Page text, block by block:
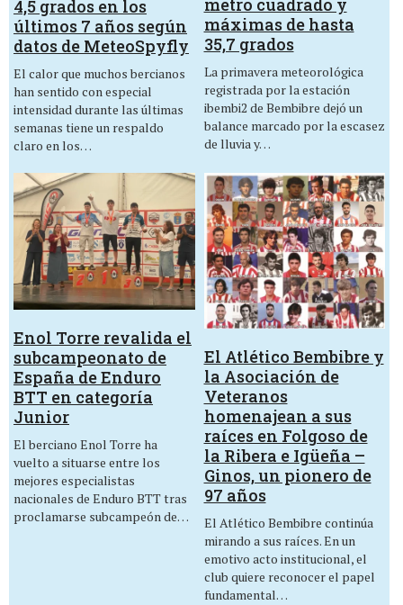
4,5 grados en los
últimos 7 años según
datos de MeteoSpyfly
El calor que muchos bercianos
han sentido con especial
intensidad durante las últimas
semanas tiene un respaldo
claro en los…
máximas de hasta
35,7 grados
La primavera meteorológica
registrada por la estación
ibembi2 de Bembibre dejó un
balance marcado por la escasez
de lluvia y…
Enol Torre revalida el
subcampeonato de
España de Enduro
BTT en categoría
Junior
El berciano Enol Torre ha
vuelto a situarse entre los
mejores especialistas
nacionales de Enduro BTT tras
proclamarse subcampeón de…
El Atlético Bembibre y
la Asociación de
Veteranos
homenajean a sus
raíces en Folgoso de
la Ribera e Igüeña –
Ginos, un pionero de
97 años
El Atlético Bembibre continúa
mirando a sus raíces. En un
emotivo acto institucional, el
club quiere reconocer el papel
fundamental…